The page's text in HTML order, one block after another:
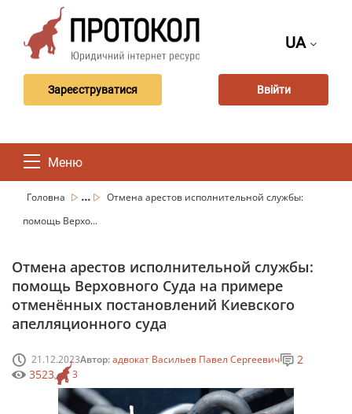
UA
Зареєструватися Ввійти
Меню
Головна ...
Отмена арестов исполнительной службы:
помощь Верхо...
Отмена арестов исполнительной службы:
помощь Верховного Суда на примере
отменённых постановлений Киевского
апелляционного суда
21.12.2023Автор:адвокат Васильев Павел Сергеевич
3
2
3523